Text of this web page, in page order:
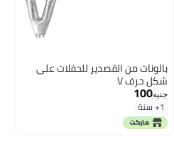
بالونات من القصدير للحفلات على
شكل حرف V
جنيه100
1+ سنة